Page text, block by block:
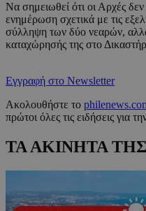
Να σημειωθεί ότι οι Αρχές
ενημέρωση σχετικά με τις
σύλληψη των δύο νεαρών,
καταχώρησής της στο
Εγγραφή στο Newsletter
Ακολουθήστε το
πρώτοι όλες τις ειδήσεις για
ΤΑ ΑΚΙΝΗΤΑ